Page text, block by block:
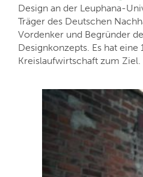
Design an der Leuphana-
Träger des Deutschen
Vordenker und Begründer
Designkonzepts. Es hat eine
Kreislaufwirtschaft zum Ziel.